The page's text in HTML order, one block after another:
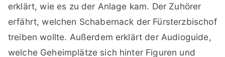
erklärt, wie es zu der Anlage kam. Der Zuhörer
erfährt, welchen Schabernack der Fürsterzbischof
treiben wollte. Außerdem erklärt der Audioguide,
welche Geheimplätze sich hinter Figuren und